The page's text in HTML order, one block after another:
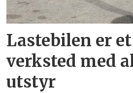
Lastebilen er
verksted med
utstyr